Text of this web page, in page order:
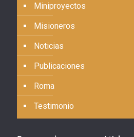
Miniproyectos
Misioneros
Noticias
Publicaciones
Roma
Testimonio